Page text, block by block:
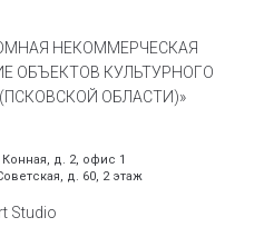
НЕКОММЕРЧЕСКАЯ
ОБЪЕКТОВ КУЛЬТУРНОГО
ОБЛАСТИ)»
д. 2, офис 1
д. 60, 2 этаж
Studio